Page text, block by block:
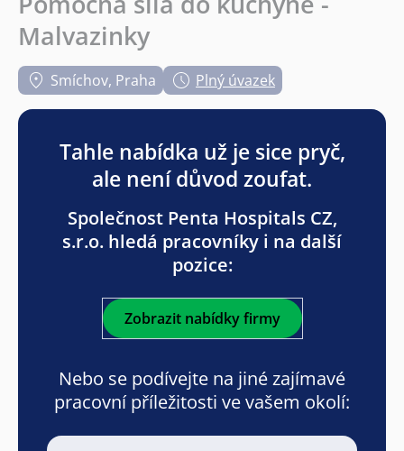
Malvazinky
Smíchov, Praha Plný úvazek
Tahle nabídka už je sice pryč,
ale není důvod zoufat.
Společnost Penta Hospitals CZ,
s.r.o. hledá pracovníky i na další
pozice:
Zobrazit nabídky firmy
Nebo se podívejte na jiné zajímavé
pracovní příležitosti ve vašem okolí: